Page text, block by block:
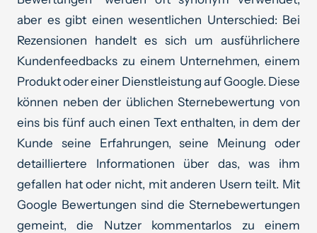
aber es gibt einen wesentlichen Unterschied: Bei
Rezensionen handelt es sich um ausführlichere
Kundenfeedbacks zu einem Unternehmen, einem
Produkt oder einer Dienstleistung auf Google. Diese
können neben der üblichen Sternebewertung von
eins bis fünf auch einen Text enthalten, in dem der
Kunde seine Erfahrungen, seine Meinung oder
detailliertere Informationen über das, was ihm
gefallen hat oder nicht, mit anderen Usern teilt. Mit
Google Bewertungen sind die Sternebewertungen
gemeint, die Nutzer kommentarlos zu einem